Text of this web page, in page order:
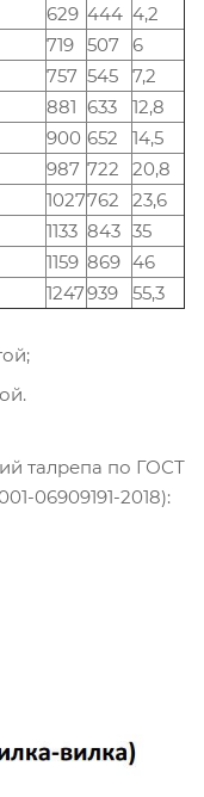
629 444 4,2
719 507 6
757 545
7,2
881 633
12,8
900 652
14,5
987 722
20,8
1027762
23,6
1133 843 35
1159 869 46
1247939 55,3
талрепа по ГОСТ
06909191-2018):